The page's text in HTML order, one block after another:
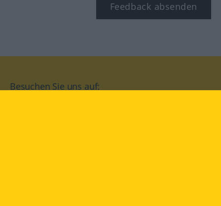
Feedback absenden
Besuchen Sie uns auf: